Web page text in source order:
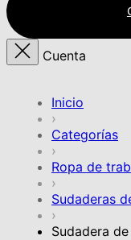
Cuenta
Inicio
›
Categorías
›
Ropa de
›
Sudaderas
›
Sudadera